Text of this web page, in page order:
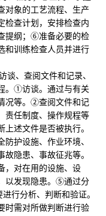
对象的工艺流程、生产
检查计划，安排检查内
提纲；⑥准备必要的检
和训练检查人员并进行
谈、查阅文件和记录、
。①访谈。通过与有关
况等。②查阅文件和记
责任制度、操作规程等
述文件是否被执行。
护设施、作业环境、
隐患、事故征兆等。
，对在用的设施、设
以发现隐患。⑤通过分
行分析、判断和验证。
时需对所做判断进行验